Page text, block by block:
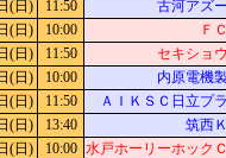
(日)
11:50 古河アズ
(日) 10:00
Ｆ
(日)
11:50
セキショ
(日)
10:00
内原電機
(日)
11:50
ＡＩＫＳＣ日立プ
(日)
13:40
筑西
(日)
10:00 水戸ホーリーホック